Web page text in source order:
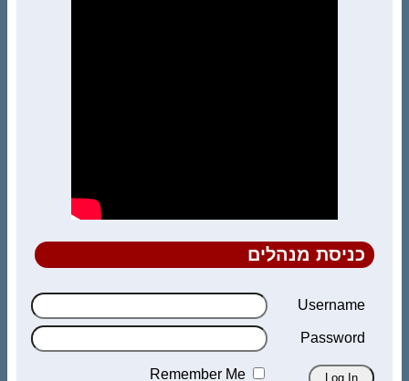
כניסת מנהלים
Username
Password
Remember Me